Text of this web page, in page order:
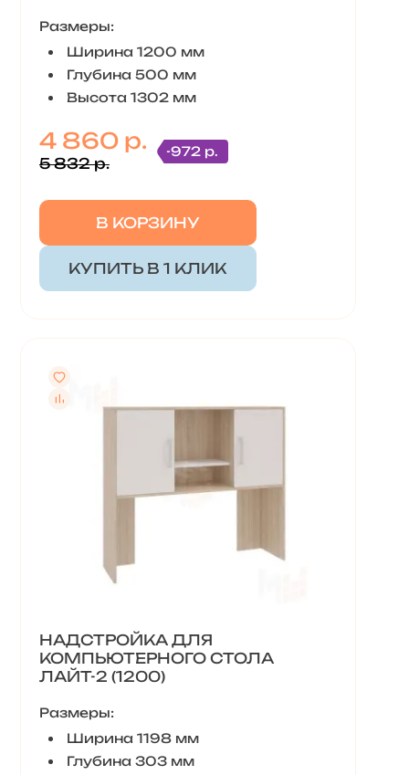
Размеры:
Ширина 1200 мм
Глубина 500 мм
Высота 1302 мм
4 860 р.
5 832 р.
-972 р.
В КОРЗИНУ
КУПИТЬ В 1 КЛИК
НАДСТРОЙКА ДЛЯ
КОМПЬЮТЕРНОГО СТОЛА
ЛАЙТ-2 (1200)
Размеры:
Ширина 1198 мм
Глубина 303 мм